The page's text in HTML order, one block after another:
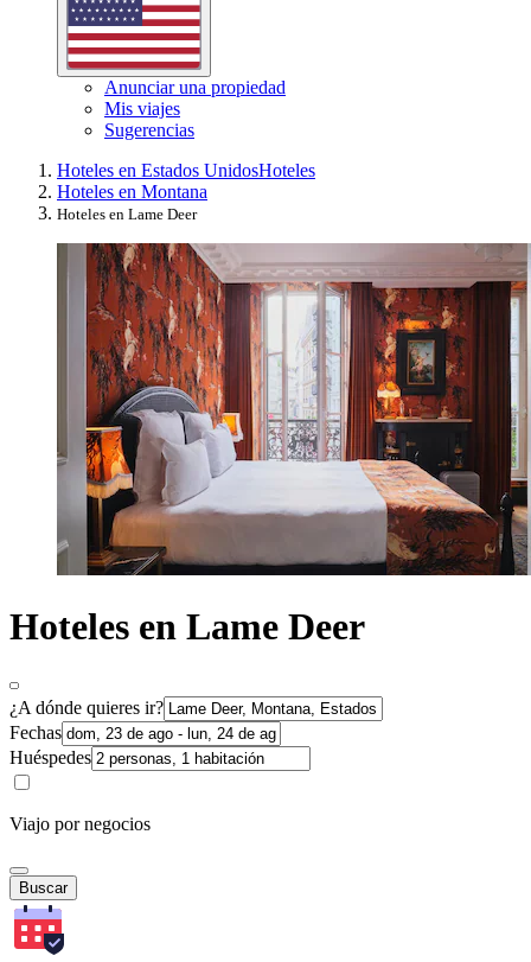
Anunciar una propiedad
Mis viajes
Sugerencias
Hoteles en Estados UnidosHoteles
Hoteles en Montana
Hoteles en Lame Deer
Hoteles en Lame Deer
¿A dónde quieres ir?
Fechas
Huéspedes
Viajo por negocios
Buscar